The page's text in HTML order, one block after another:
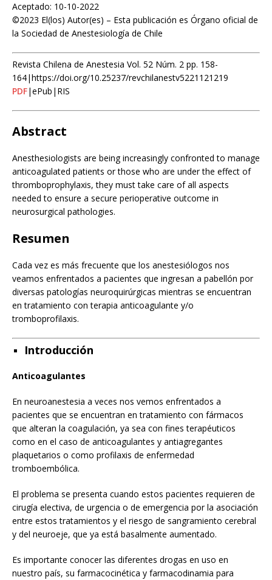
Aceptado: 10-10-2022
©2023 El(los) Autor(es) – Esta publicación es Órgano oficial de
la Sociedad de Anestesiología de Chile
Revista Chilena de Anestesia Vol. 52 Núm. 2 pp. 158-
164|https://doi.org/10.25237/revchilanestv5221121219
PDF|ePub|RIS
Abstract
Anesthesiologists are being increasingly confronted to manage
anticoagulated patients or those who are under the effect of
thromboprophylaxis, they must take care of all aspects
needed to ensure a secure perioperative outcome in
neurosurgical pathologies.
Resumen
Cada vez es más frecuente que los anestesiólogos nos
veamos enfrentados a pacientes que ingresan a pabellón por
diversas patologías neuroquirúrgicas mientras se encuentran
en tratamiento con terapia anticoagulante y/o
tromboprofilaxis.
Introducción
Anticoagulantes
En neuroanestesia a veces nos vemos enfrentados a
pacientes que se encuentran en tratamiento con fármacos
que alteran la coagulación, ya sea con fines terapéuticos
como en el caso de anticoagulantes y antiagregantes
plaquetarios o como profilaxis de enfermedad
tromboembólica.
El problema se presenta cuando estos pacientes requieren de
cirugía electiva, de urgencia o de emergencia por la asociación
entre estos tratamientos y el riesgo de sangramiento cerebral
y del neuroeje, que ya está basalmente aumentado.
Es importante conocer las diferentes drogas en uso en
nuestro país, su farmacocinética y farmacodinamia para